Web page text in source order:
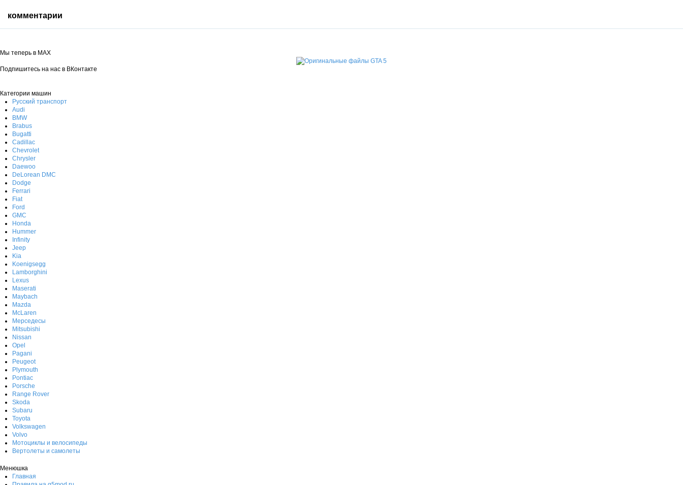
комментарии
Мы теперь в MAX
Подпишитесь на нас в ВКонтакте
Категории машин
Русский транспорт
Audi
BMW
Brabus
Bugatti
Cadillac
Chevrolet
Chrysler
Daewoo
DeLorean DMC
Dodge
Ferrari
Fiat
Ford
GMC
Honda
Hummer
Infinity
Jeep
Kia
Koenigsegg
Lamborghini
Lexus
Maserati
Maybach
Mazda
McLaren
Мерседесы
Mitsubishi
Nissan
Opel
Pagani
Peugeot
Plymouth
Pontiac
Porsche
Range Rover
Skoda
Subaru
Toyota
Volkswagen
Volvo
Мотоциклы и велосипеды
Вертолеты и самолеты
Менюшка
Главная